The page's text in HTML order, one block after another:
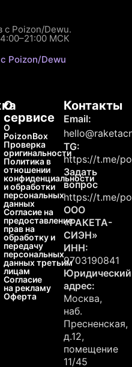
с Poizon/Dewu.
МСК
Poizon/Dewu
О
сервисе
О
PoizonBox
Проверка
оригинальности
Политика в
отношении
конфиденциальности
и обработки
персональных
данных
Согласие на
предоставление
прав на
обработку и
передачу
персональных
данных третьим
лицам
Согласие
на рекламу
Оферта
Контакты
Email:
TG:
https://t.me/
Задать
вопрос
https://t.me/
ООО
«РАКЕТА-
СИЭН»
ИНН:
9703190841
Юридический
адрес:
Москва,
наб.
Пресненская,
д.12,
помещение
11/45